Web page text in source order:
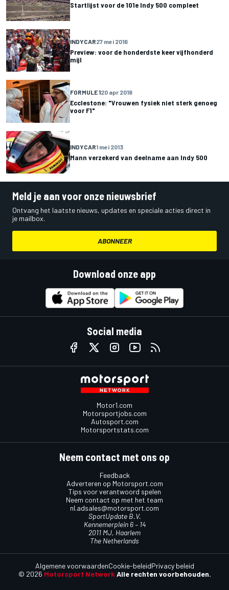
Startlijst voor de 101e Indy 500 compleet
INDYCAR27 mei 2016
Preview: voor de honderdste keer vijfhonderd
mijl
FORMULE 120 apr 2016
Ecclestone: "Vrouwen fysiek niet sterk genoeg
voor F1"
INDYCAR1 mei 2013
Mann verzekerd van deelname aan Indy 500
Meld je aan voor onze nieuwsbrief
Ontvang het laatste nieuws, updates en speciale acties direct in
je mailbox.
ABONNEER
Download onze app
Social media
Motor1.com
Motorsportjobs.com
Autosport.com
Motorsportstats.com
Neem contact met ons op
Feedback
Adverteren op Motorsport.com
Tips voor verantwoord spelen
Neem contact op met het team
nl.adsales@motorsport.com
SportUpdate B.V.
Kennemerplein 6 – 14
2011 MJ, Haarlem
The Netherlands
© 2026 Motorsport Network Alle rechten voorbehouden.
Algemene voorwaardenCookie-beleidPrivacy beleid